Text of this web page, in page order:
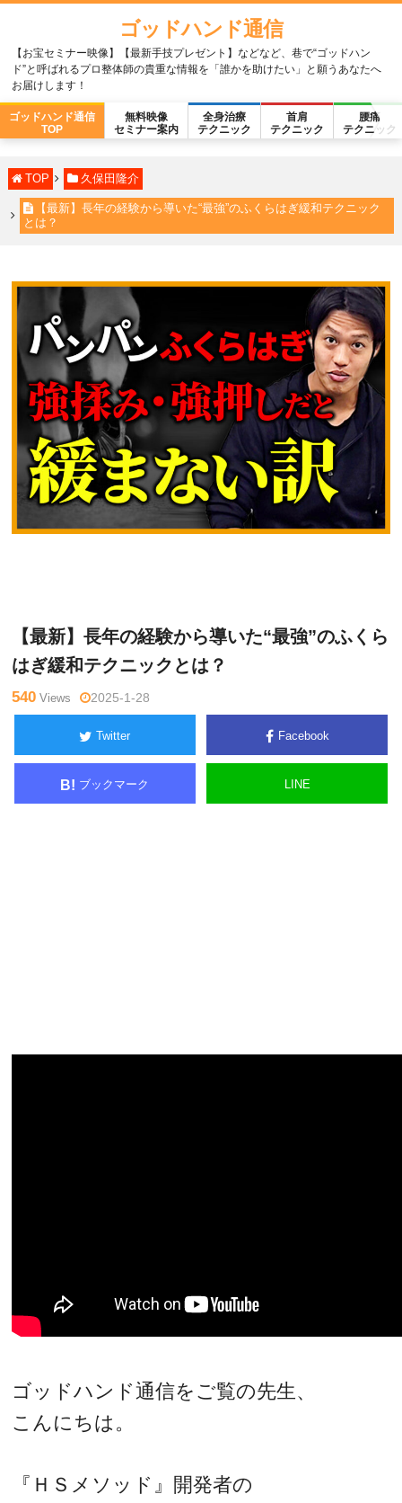
ゴッドハンド通信
【お宝セミナー映像】【最新手技プレゼント】などなど、巷で“ゴッドハン
ド”と呼ばれるプロ整体師の貴重な情報を「誰かを助けたい」と願うあなたへ
お届けします！
ゴッドハンド通信
TOP
無料映像
セミナー案内
全身治療
テクニック
首肩
テクニック
腰痛
テクニック
TOP 久保田隆介
【最新】長年の経験から導いた“最強”のふくらはぎ緩和テクニック
とは？
【最新】長年の経験から導いた“最強”のふくら
はぎ緩和テクニックとは？
540 Views 2025-1-28
Twitter Facebook
B! ブックマーク LINE
ゴッドハンド通信をご覧の先生、
こんにちは。
『ＨＳメソッド』開発者の